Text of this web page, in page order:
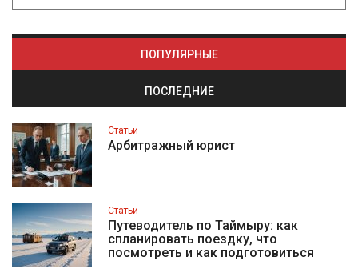
ПОПУЛЯРНЫЕ
ПОСЛЕДНИЕ
Статьи
Арбитражный юрист
Статьи
Путеводитель по Таймыру: как
спланировать поездку, что
посмотреть и как подготовиться